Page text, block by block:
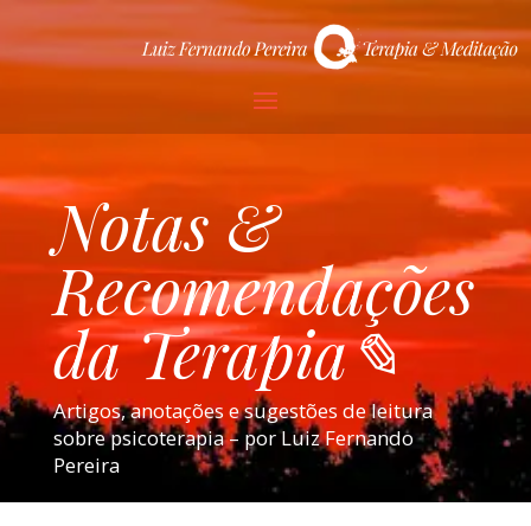
Notas &
Recomendações
da Terapia✎
Artigos, anotações e sugestões de leitura
sobre psicoterapia – por Luiz Fernando
Pereira